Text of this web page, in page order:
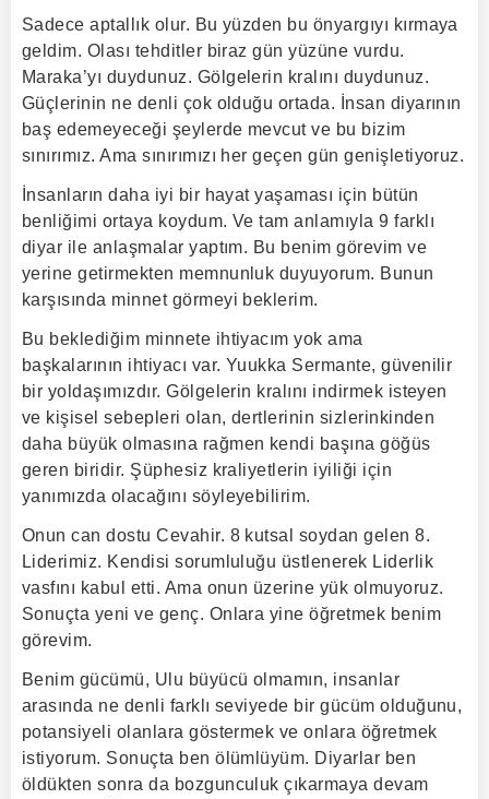
Sadece aptallık olur. Bu yüzden bu önyargıyı kırmaya
geldim. Olası tehditler biraz gün yüzüne vurdu.
Maraka’yı duydunuz. Gölgelerin kralını duydunuz.
Güçlerinin ne denli çok olduğu ortada. İnsan diyarının
baş edemeyeceği şeylerde mevcut ve bu bizim
sınırımız. Ama sınırımızı her geçen gün genişletiyoruz.
İnsanların daha iyi bir hayat yaşaması için bütün
benliğimi ortaya koydum. Ve tam anlamıyla 9 farklı
diyar ile anlaşmalar yaptım. Bu benim görevim ve
yerine getirmekten memnunluk duyuyorum. Bunun
karşısında minnet görmeyi beklerim.
Bu beklediğim minnete ihtiyacım yok ama
başkalarının ihtiyacı var. Yuukka Sermante, güvenilir
bir yoldaşımızdır. Gölgelerin kralını indirmek isteyen
ve kişisel sebepleri olan, dertlerinin sizlerinkinden
daha büyük olmasına rağmen kendi başına göğüs
geren biridir. Şüphesiz kraliyetlerin iyiliği için
yanımızda olacağını söyleyebilirim.
Onun can dostu Cevahir. 8 kutsal soydan gelen 8.
Liderimiz. Kendisi sorumluluğu üstlenerek Liderlik
vasfını kabul etti. Ama onun üzerine yük olmuyoruz.
Sonuçta yeni ve genç. Onlara yine öğretmek benim
görevim.
Benim gücümü, Ulu büyücü olmamın, insanlar
arasında ne denli farklı seviyede bir gücüm olduğunu,
potansiyeli olanlara göstermek ve onlara öğretmek
istiyorum. Sonuçta ben ölümlüyüm. Diyarlar ben
öldükten sonra da bozgunculuk çıkarmaya devam